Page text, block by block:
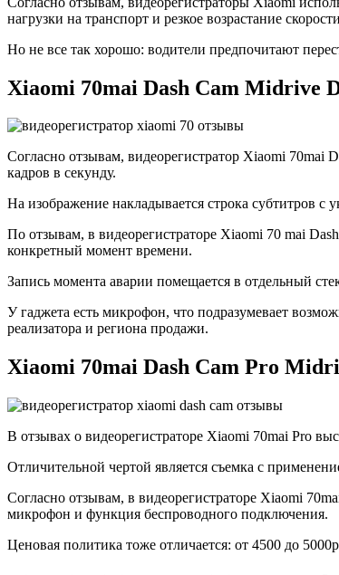
нагрузки на транспорт и резкое возрастание
Но не все так хорошо: водители предпочитают
Xiaomi 70mai Dash Cam Midrive
Согласно отзывам, видеорегистратор Xiaomi 70mai
кадров в секунду.
На изображение накладывается строка субтитров
По отзывам, в видеорегистраторе Xiaomi 70 mai
конкретный момент времени.
Запись момента аварии помещается в отдельный
У гаджета есть микрофон, что подразумевает
реализатора и региона продажи.
Xiaomi 70mai Dash Cam Pro
В отзывах о видеорегистраторе Xiaomi 70mai Pro
Отличительной чертой является съемка с
Согласно отзывам, в видеорегистраторе Xiaomi
микрофон и функция беспроводного подключения.
Ценовая политика тоже отличается: от 4500 до